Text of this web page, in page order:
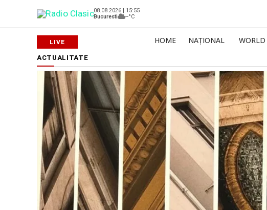
08.08.2026 | 15:55
Bucuresti
--°C
HOME NAȚIONAL WORLD
ACTUALITATE